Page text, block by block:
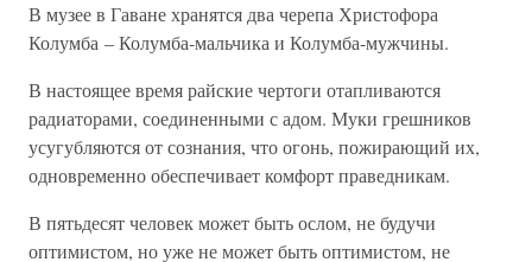
В музее в Гаване хранятся два черепа Христофора
Колумба – Колумба-мальчика и Колумба-мужчины.
В настоящее время райские чертоги отапливаются
радиаторами, соединенными с адом. Муки грешников
усугубляются от сознания, что огонь, пожирающий их,
одновременно обеспечивает комфорт праведникам.
В пятьдесят человек может быть ослом, не будучи
оптимистом, но уже не может быть оптимистом, не